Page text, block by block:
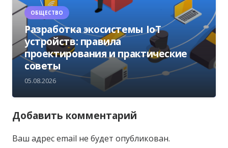
ОБЩЕСТВО
Разработка экосистемы IoT
устройств: правила
проектирования и практические
советы
05.08.2026
Добавить комментарий
Ваш адрес email не будет опубликован.